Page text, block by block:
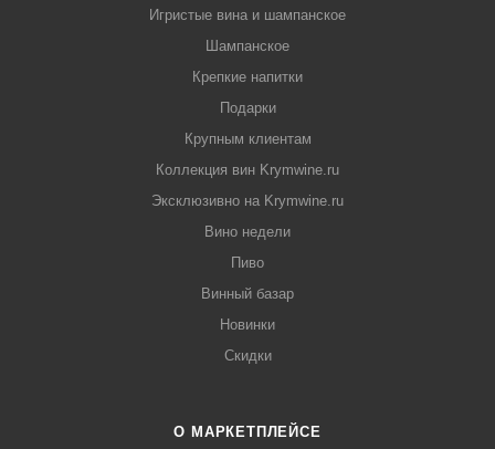
Игристые вина и шампанское
Шампанское
Крепкие напитки
Подарки
Крупным клиентам
Коллекция вин Krymwine.ru
Эксклюзивно на Krymwine.ru
Вино недели
Пиво
Винный базар
Новинки
Скидки
О МАРКЕТПЛЕЙСЕ